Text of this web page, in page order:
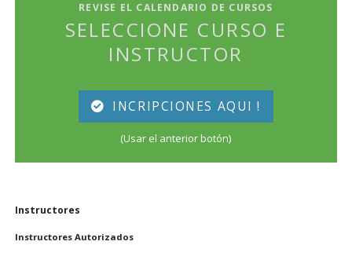
REVISE EL CALENDARIO DE CURSOS
SELECCIONE CURSO E
INSTRUCTOR
INCRIPCIONES AQUI !
(Usar el anterior botón)
Saltar
Instructores
Instructores Autorizados